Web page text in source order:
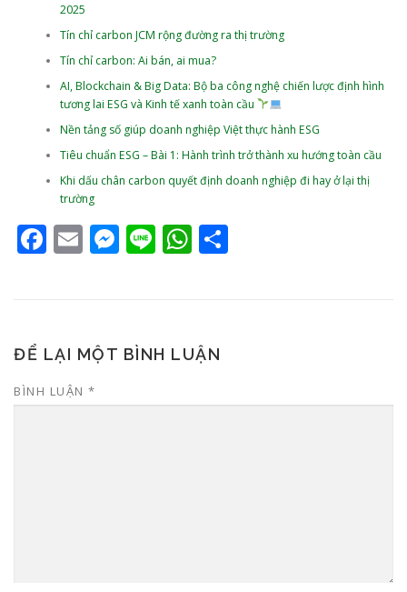
2025
Tín chỉ carbon JCM rộng đường ra thị trường
Tín chỉ carbon: Ai bán, ai mua?
AI, Blockchain & Big Data: Bộ ba công nghệ chiến lược định hình
tương lai ESG và Kinh tế xanh toàn cầu
Nền tảng số giúp doanh nghiệp Việt thực hành ESG
Tiêu chuẩn ESG – Bài 1: Hành trình trở thành xu hướng toàn cầu
Khi dấu chân carbon quyết định doanh nghiệp đi hay ở lại thị
trường
Facebook
EmailMessenger
LineWhatsApp
ĐỂ LẠI MỘT BÌNH LUẬN
BÌNH LUẬN *